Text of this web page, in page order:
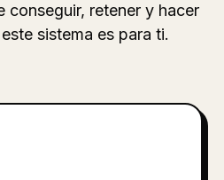
conseguir, retener y hacer
sistema es para ti.